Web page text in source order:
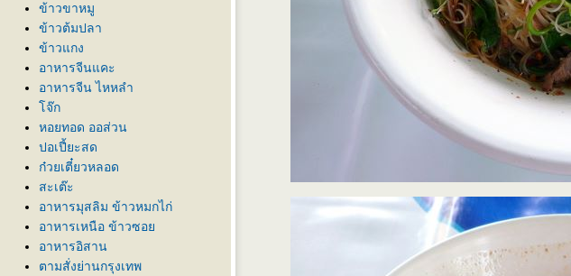
ข้าวขาหมู
ข้าวต้มปลา
ข้าวแกง
อาหารจีนแคะ
อาหารจีน ไหหลำ
จ๊ก
หอยทอด ออส่วน
ปอเปี้ยะสด
ก๋วยเตี๋ยวหลอด
สะเต๊ะ
อาหารมุสลิม ข้าวหมกไก่
อาหารเหนือ ข้าวซอ
อาหารอิสาน
ตามสั่งย่านกรุงเทพ